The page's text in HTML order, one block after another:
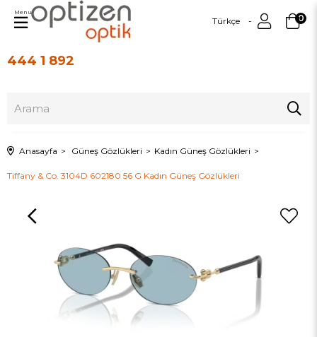
444 1 892
Türkçe 0
Menu
Anasayfa Güneş Gözlükleri Kadın Güneş Gözlükleri
Tiffany & Co. 3104D 602180 56 G Kadın Güneş Gözlükleri